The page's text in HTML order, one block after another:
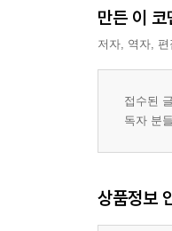
만든 이 코
저자, 역자,
접수된
독자 분
상품정보